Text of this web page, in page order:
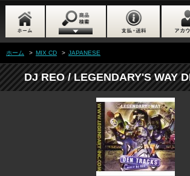
ホーム > MIX CD > JAPANESE
DJ REO / LEGENDARY'S WAY